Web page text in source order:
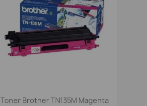
Vista rápida
Toner Brother TN135M Magenta